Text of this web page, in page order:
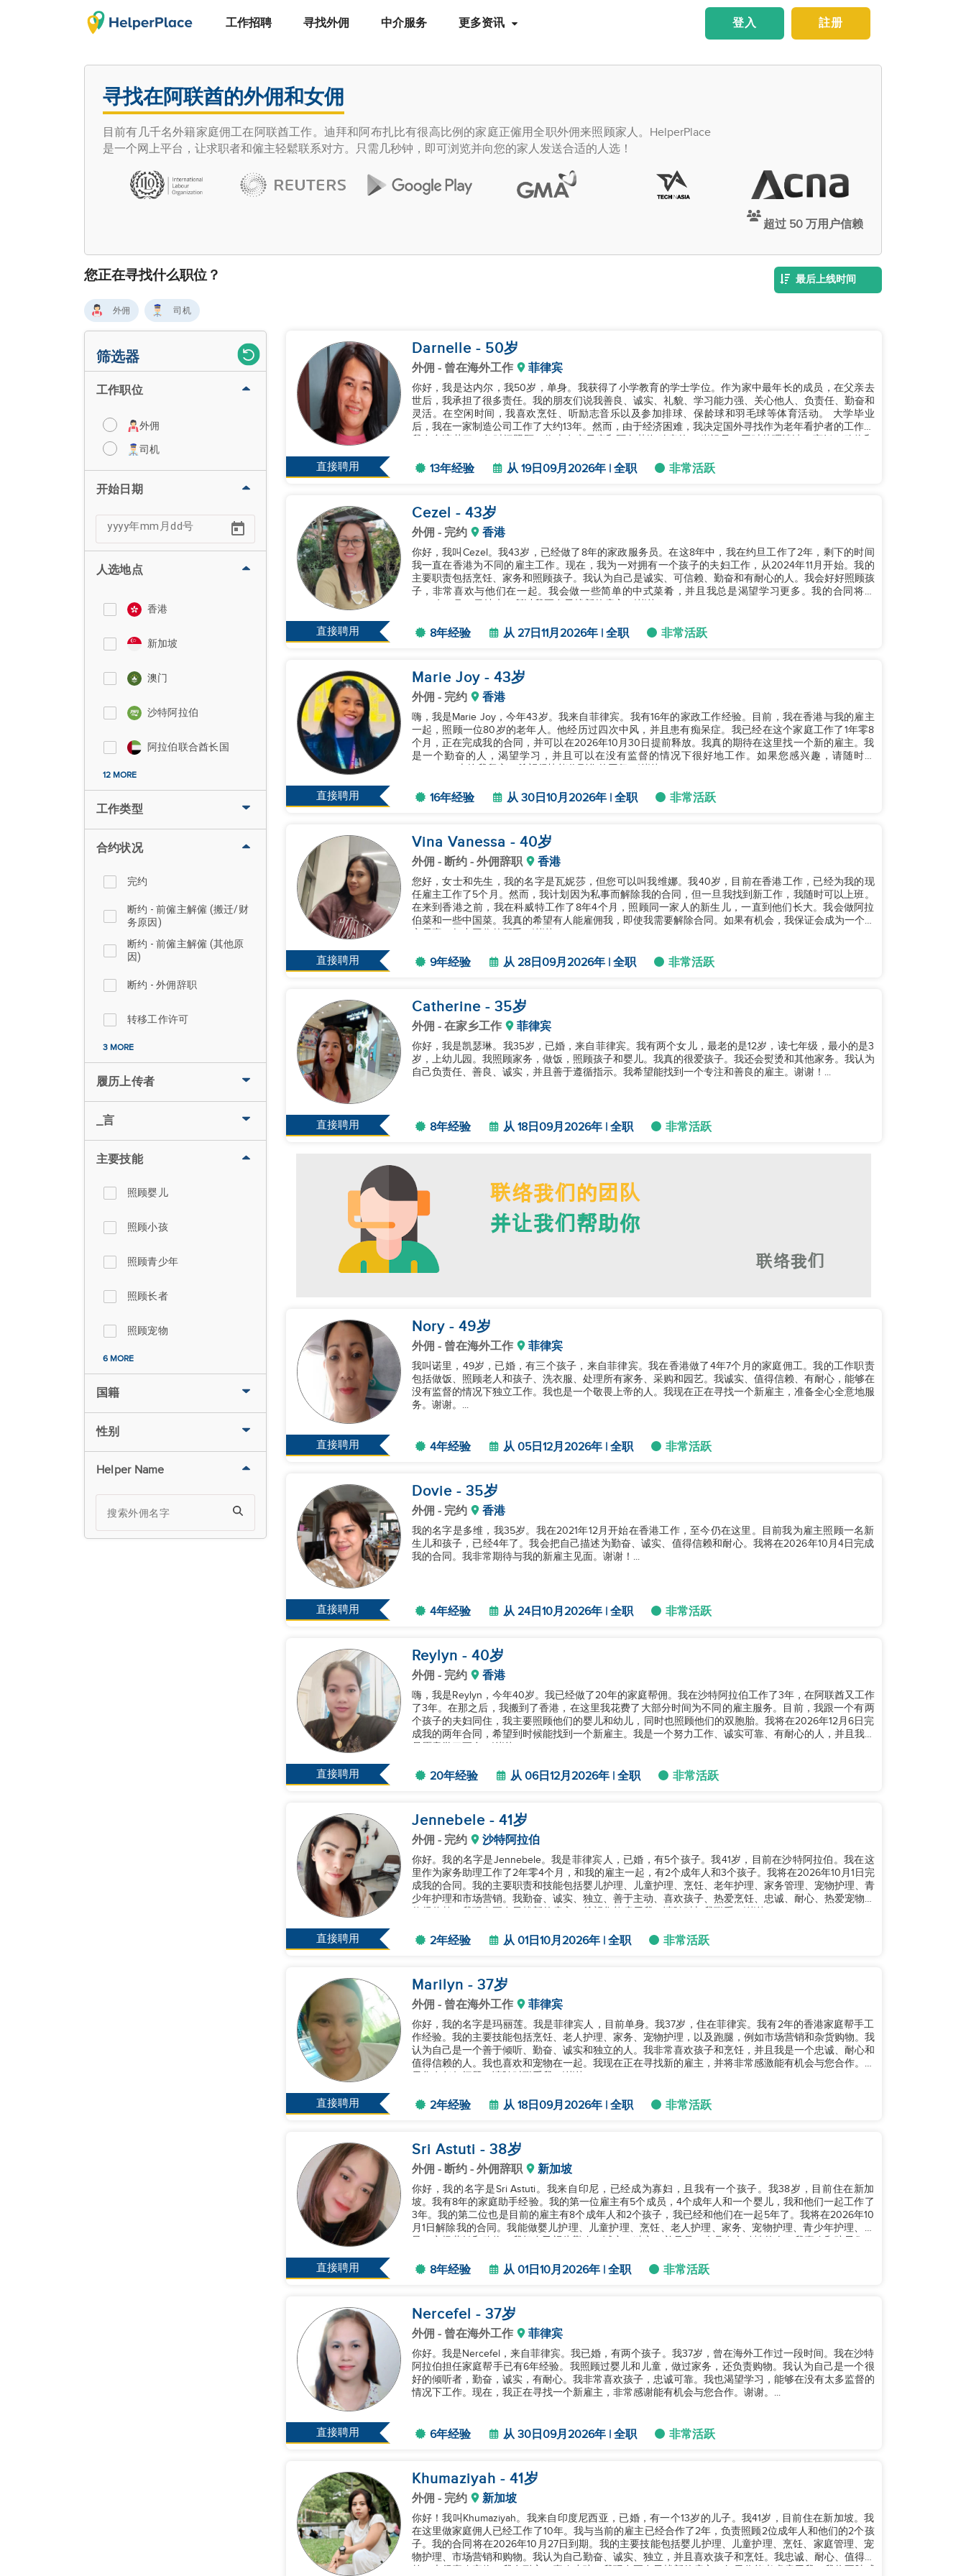
工作招聘 寻找外佣 中介服务 更多资讯 註册
登入
寻找在阿联酋的外佣和女佣
目前有几千名外籍家庭佣工在阿联酋工作。迪拜和阿布扎比有很高比例的家庭正僱用全职外佣来照顾家人。HelperPlace
是一个网上平台，让求职者和僱主轻鬆联系对方。只需几秒钟，即可浏览并向您的家人发送合适的人选！
超过 50 万用户信赖
您正在寻找什么职位？ 最后上线时间
外佣 司机
筛选器
工作职位
外佣
司机
开始日期
人选地点
香港
新加坡
澳门
沙特阿拉伯
阿拉伯联合酋长国
12 MORE
工作类型
合约状况
完约
断约 - 前僱主解僱 (搬迁/财
务原因)
断约 - 前僱主解僱 (其他原
因)
断约 - 外佣辞职
转移工作许可
3 MORE
履历上传者
_言
主要技能
照顾婴儿
照顾小孩
照顾青少年
照顾长者
照顾宠物
6 MORE
国籍
性别
Helper Name
直接聘用
Darnelle - 50岁
外佣 - 曾在海外工作 菲律宾
你好，我是达内尔，我50岁，单身。我获得了小学教育的学士学位。作为家中最年长的成员，在父亲去
世后，我承担了很多责任。我的朋友们说我善良、诚实、礼貌、学习能力强、关心他人、负责任、勤奋和
灵活。在空闲时间，我喜欢烹饪、听励志音乐以及参加排球、保龄球和羽毛球等体育活动。 大学毕业
后，我在一家制造公司工作了大约13年。然而，由于经济困难，我决定国外寻找作为老年看护者的工作。
13年经验 从 19日09月2026年 | 全职 非常活跃
直接聘用
Cezel - 43岁
外佣 - 完约 香港
你好，我叫Cezel。我43岁，已经做了8年的家政服务员。在这8年中，我在约旦工作了2年，剩下的时间
我一直在香港为不同的雇主工作。现在，我为一对拥有一个孩子的夫妇工作，从2024年11月开始。我的
主要职责包括烹饪、家务和照顾孩子。我认为自己是诚实、可信赖、勤奋和有耐心的人。我会好好照顾孩
子，非常喜欢与他们在一起。我会做一些简单的中式菜肴，并且我总是渴望学习更多。我的合同将在
8年经验 从 27日11月2026年 | 全职 非常活跃
直接聘用
Marie Joy - 43岁
外佣 - 完约 香港
嗨，我是Marie Joy，今年43岁。我来自菲律宾。我有16年的家政工作经验。目前，我在香港与我的雇主
一起，照顾一位80岁的老年人。他经历过四次中风，并且患有痴呆症。我已经在这个家庭工作了1年零8
个月，正在完成我的合同，并可以在2026年10月30日提前释放。我真的期待在这里找一个新的雇主。我
是一个勤奋的人，渴望学习，并且可以在没有监督的情况下很好地工作。如果您感兴趣，请随时在
16年经验 从 30日10月2026年 | 全职 非常活跃
直接聘用
Vina Vanessa - 40岁
外佣 - 断约 - 外佣辞职 香港
您好，女士和先生，我的名字是瓦妮莎，但您可以叫我维娜。我40岁，目前在香港工作，已经为我的现
任雇主工作了5个月。然而，我计划因为私事而解除我的合同，但一旦我找到新工作，我随时可以上班。
在来到香港之前，我在科威特工作了8年4个月，照顾同一家人的新生儿，一直到他们长大。我会做阿拉
伯菜和一些中国菜。我真的希望有人能雇佣我，即使我需要解除合同。如果有机会，我保证会成为一个尽
9年经验 从 28日09月2026年 | 全职 非常活跃
直接聘用
Catherine - 35岁
外佣 - 在家乡工作 菲律宾
你好，我是凯瑟琳。我35岁，已婚，来自菲律宾。我有两个女儿，最老的是12岁，读七年级，最小的是3
岁，上幼儿园。我照顾家务，做饭，照顾孩子和婴儿。我真的很爱孩子。我还会熨烫和其他家务。我认为
自己负责任、善良、诚实，并且善于遵循指示。我希望能找到一个专注和善良的雇主。谢谢！...
8年经验 从 18日09月2026年 | 全职 非常活跃
直接聘用
Nory - 49岁
外佣 - 曾在海外工作 菲律宾
我叫诺里，49岁，已婚，有三个孩子，来自菲律宾。我在香港做了4年7个月的家庭佣工。我的工作职责
包括做饭、照顾老人和孩子、洗衣服、处理所有家务、采购和园艺。我诚实、值得信赖、有耐心，能够在
没有监督的情况下独立工作。我也是一个敬畏上帝的人。我现在正在寻找一个新雇主，准备全心全意地服
务。谢谢。...
4年经验 从 05日12月2026年 | 全职 非常活跃
直接聘用
Dovie - 35岁
外佣 - 完约 香港
我的名字是多维，我35岁。我在2021年12月开始在香港工作，至今仍在这里。目前我为雇主照顾一名新
生儿和孩子，已经4年了。我会把自己描述为勤奋、诚实、值得信赖和耐心。我将在2026年10月4日完成
我的合同。我非常期待与我的新雇主见面。谢谢！...
4年经验 从 24日10月2026年 | 全职 非常活跃
直接聘用
Reylyn - 40岁
外佣 - 完约 香港
嗨，我是Reylyn，今年40岁。我已经做了20年的家庭帮佣。我在沙特阿拉伯工作了3年，在阿联酋又工作
了3年。在那之后，我搬到了香港，在这里我花费了大部分时间为不同的雇主服务。目前，我跟一个有两
个孩子的夫妇同住，我主要照顾他们的婴儿和幼儿，同时也照顾他们的双胞胎。我将在2026年12月6日完
成我的两年合同，希望到时候能找到一个新雇主。我是一个努力工作、诚实可靠、有耐心的人，并且我总
20年经验 从 06日12月2026年 | 全职 非常活跃
直接聘用
Jennebele - 41岁
外佣 - 完约 沙特阿拉伯
你好。我的名字是Jennebele。我是菲律宾人，已婚，有5个孩子。我41岁，目前在沙特阿拉伯。我在这
里作为家务助理工作了2年零4个月，和我的雇主一起，有2个成年人和3个孩子。我将在2026年10月1日完
成我的合同。我的主要职责和技能包括婴儿护理、儿童护理、烹饪、老年护理、家务管理、宠物护理、青
少年护理和市场营销。我勤奋、诚实、独立、善于主动、喜欢孩子、热爱烹饪、忠诚、耐心、热爱宠物，
2年经验 从 01日10月2026年 | 全职 非常活跃
直接聘用
Marilyn - 37岁
外佣 - 曾在海外工作 菲律宾
你好，我的名字是玛丽莲。我是菲律宾人，目前单身。我37岁，住在菲律宾。我有2年的香港家庭帮手工
作经验。我的主要技能包括烹饪、老人护理、家务、宠物护理，以及跑腿，例如市场营销和杂货购物。我
认为自己是一个善于倾听、勤奋、诚实和独立的人。我非常喜欢孩子和烹饪，并且我是一个忠诚、耐心和
值得信赖的人。我也喜欢和宠物在一起。我现在正在寻找新的雇主，并将非常感激能有机会与您合作。如
2年经验 从 18日09月2026年 | 全职 非常活跃
直接聘用
Sri Astuti - 38岁
外佣 - 断约 - 外佣辞职 新加坡
你好，我的名字是Sri Astuti。我来自印尼，已经成为寡妇，且我有一个孩子。我38岁，目前住在新加
坡。我有8年的家庭助手经验。我的第一位雇主有5个成员，4个成年人和一个婴儿，我和他们一起工作了
3年。我的第二位也是目前的雇主有8个成年人和2个孩子，我已经和他们在一起5年了。我将在2026年10
月1日解除我的合同。我能做婴儿护理、儿童护理、烹饪、老人护理、家务、宠物护理、青少年护理、辅
8年经验 从 01日10月2026年 | 全职 非常活跃
直接聘用
Nercefel - 37岁
外佣 - 曾在海外工作 菲律宾
你好。我是Nercefel，来自菲律宾。我已婚，有两个孩子。我37岁，曾在海外工作过一段时间。我在沙特
阿拉伯担任家庭帮手已有6年经验。我照顾过婴儿和儿童，做过家务，还负责购物。我认为自己是一个很
好的倾听者，勤奋，诚实，有耐心。我非常喜欢孩子，忠诚可靠。我也渴望学习，能够在没有太多监督的
情况下工作。现在，我正在寻找一个新雇主，非常感谢能有机会与您合作。谢谢。...
6年经验 从 30日09月2026年 | 全职 非常活跃
Khumaziyah - 41岁
外佣 - 完约 新加坡
你好！我叫Khumaziyah。我来自印度尼西亚，已婚，有一个13岁的儿子。我41岁，目前住在新加坡。我
在这里做家庭佣人已经工作了10年。我与当前的雇主已经合作了2年，负责照顾2位成年人和他们的2个孩
子。我的合同将在2026年10月27日到期。我的主要技能包括婴儿护理、儿童护理、烹饪、家庭管理、宠
物护理、市场营销和购物。我认为自己勤奋、诚实、独立，并且喜欢孩子和烹饪。我忠诚、耐心、值得信